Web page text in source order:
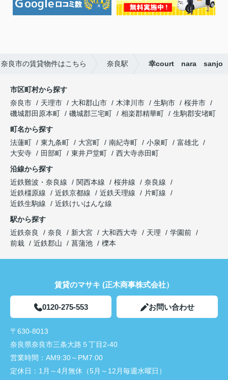
奈良市の賃貸物件はこちら 奈良駅 幸court nara sanjo
市区町村から探す
奈良市
天理市 大和郡山市 木津川市 生駒市
桜井市
磯城郡田原本町
磯城郡三宅町 相楽郡精華町
生駒郡安堵町
町名から探す
法蓮町
東九条町 大宮町 南紀寺町 小泉町
富雄北
大安寺
田部町 東井戸堂町
西大寺赤田町
沿線から探す
近鉄難波・奈良線
関西本線 桜井線
奈良線
近鉄橿原線
近鉄京都線 近鉄天理線
片町線
近鉄生駒線
近鉄けいはんな線
駅から探す
近鉄奈良
奈良 新大宮 大和西大寺 天理
学園前
前栽
近鉄郡山 菖蒲池 櫟本
賃貸のマサキ (正木商事株式会社）
0120-275-553 お問い合わせ
〒630-8013
奈良県奈良市三条大路５丁目2-40
営業時間： AM9:30～PM7:00
定休日： 1月～4月無休（5月～12月毎週水曜日）